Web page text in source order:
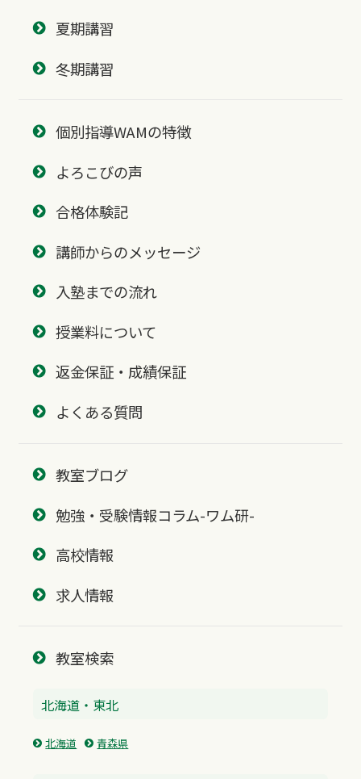
夏期講習
冬期講習
個別指導WAMの特徴
よろこびの声
合格体験記
講師からのメッセージ
入塾までの流れ
授業料について
返金保証・成績保証
よくある質問
教室ブログ
勉強・受験情報コラム-ワム研-
高校情報
求人情報
教室検索
北海道・東北
北海道 青森県